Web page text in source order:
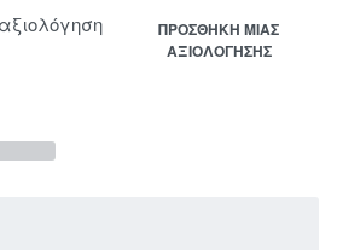
ΠΡΟΣΘΉΚΗ ΜΊΑΣ
ΑΞΙΟΛΌΓΗΣΗΣ